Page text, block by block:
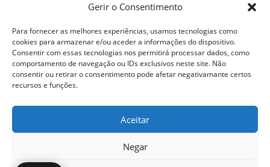
Gerir o Consentimento
Para fornecer as melhores experiências, usamos tecnologias como
cookies para armazenar e/ou aceder a informações do dispositivo.
Consentir com essas tecnologias nos permitirá processar dados, como
comportamento de navegação ou IDs exclusivos neste site. Não
consentir ou retirar o consentimento pode afetar negativamante certos
recursos e funções.
Aceitar
Negar
Política de Devoluções
Termos e Condições
Resolução de Litígios
SKySIGMA